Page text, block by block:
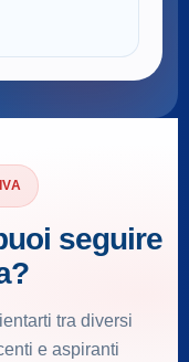
seguire
tra diversi
e aspiranti